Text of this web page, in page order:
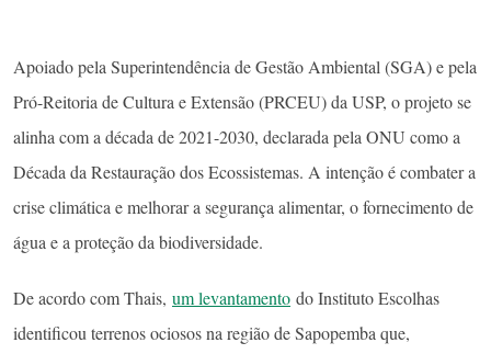
Apoiado pela Superintendência de Gestão Ambiental (SGA) e pela
Pró-Reitoria de Cultura e Extensão (PRCEU) da USP, o projeto se
alinha com a década de 2021-2030, declarada pela ONU como a
Década da Restauração dos Ecossistemas. A intenção é combater a
crise climática e melhorar a segurança alimentar, o fornecimento de
água e a proteção da biodiversidade.
De acordo com Thais, um levantamento do Instituto Escolhas
identificou terrenos ociosos na região de Sapopemba que,